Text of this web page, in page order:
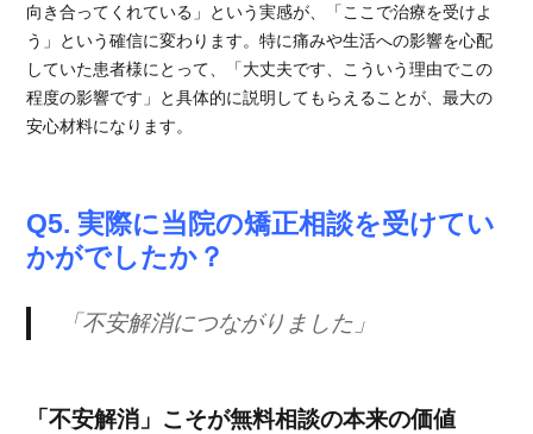
向き合ってくれている」という実感が、「ここで治療を受けよ
う」という確信に変わります。特に痛みや生活への影響を心配
していた患者様にとって、「大丈夫です、こういう理由でこの
程度の影響です」と具体的に説明してもらえることが、最大の
安心材料になります。
Q5. 実際に当院の矯正相談を受けてい
かがでしたか？
「不安解消につながりました」
「不安解消」こそが無料相談の本来の価値